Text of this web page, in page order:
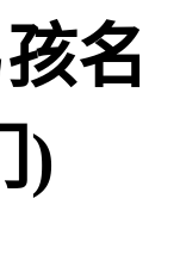
名
)